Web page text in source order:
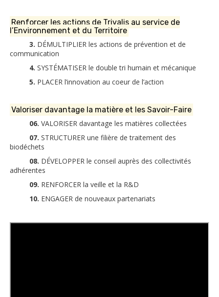
Renforcer les actions de Trivalis au service de
l’Environnement et du Territoire
3. DÉMULTIPLIER les actions de prévention et de
communication
4. SYSTÉMATISER le double tri humain et mécanique
5. PLACER l’innovation au coeur de l’action
Valoriser davantage la matière et les Savoir-Faire
06. VALORISER davantage les matières collectées
07. STRUCTURER une filière de traitement des
biodéchets
08. DÉVELOPPER le conseil auprès des collectivités
adhérentes
09. RENFORCER la veille et la R&D
10. ENGAGER de nouveaux partenariats